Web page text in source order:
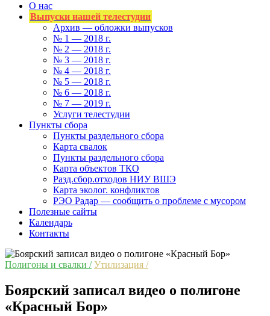
О нас
Выпуски нашей телестудии
Архив — обложки выпусков
№ 1 — 2018 г.
№ 2 — 2018 г.
№ 3 — 2018 г.
№ 4 — 2018 г.
№ 5 — 2018 г.
№ 6 — 2018 г.
№ 7 — 2019 г.
Услуги телестудии
Пункты сбора
Пункты раздельного сбора
Карта свалок
Пункты раздельного сбора
Карта объектов ТКО
Разд.сбор.отходов НИУ ВШЭ
Карта эколог. конфликтов
РЭО Радар — сообщить о проблеме с мусором
Полезные сайты
Календарь
Контакты
Полигоны и свалки / Утилизация /
Боярский записал видео о полигоне
«Красный Бор»